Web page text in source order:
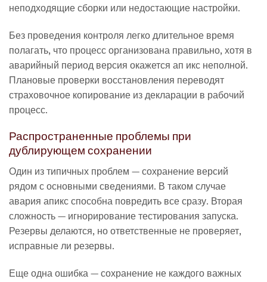
неподходящие сборки или недостающие настройки.
Без проведения контроля легко длительное время
полагать, что процесс организована правильно, хотя в
аварийный период версия окажется ап икс неполной.
Плановые проверки восстановления переводят
страховочное копирование из декларации в рабочий
процесс.
Распространенные проблемы при
дублирующем сохранении
Один из типичных проблем — сохранение версий
рядом с основными сведениями. В таком случае
авария апикс способна повредить все сразу. Вторая
сложность — игнорирование тестирования запуска.
Резервы делаются, но ответственные не проверяет,
исправные ли резервы.
Еще одна ошибка — сохранение не каждого важных